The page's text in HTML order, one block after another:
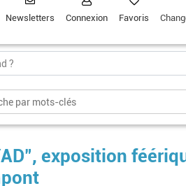
Newsletters Connexion Favoris
exposition